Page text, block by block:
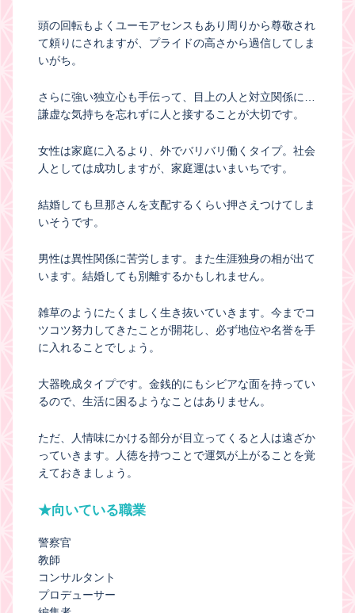
頭の回転もよくユーモアセンスもあり周りから尊敬され
て頼りにされますが、プライドの高さから過信してしま
いがち。
さらに強い独立心も手伝って、目上の人と対立関係に…
謙虚な気持ちを忘れずに人と接することが大切です。
女性は家庭に入るより、外でバリバリ働くタイプ。社会
人としては成功しますが、家庭運はいまいちです。
結婚しても旦那さんを支配するくらい押さえつけてしま
いそうです。
男性は異性関係に苦労します。また生涯独身の相が出て
います。結婚しても別離するかもしれません。
雑草のようにたくましく生き抜いていきます。今までコ
ツコツ努力してきたことが開花し、必ず地位や名誉を手
に入れることでしょう。
大器晩成タイプです。金銭的にもシビアな面を持ってい
るので、生活に困るようなことはありません。
ただ、人情味にかける部分が目立ってくると人は遠ざか
っていきます。人徳を持つことで運気が上がることを覚
えておきましょう。
★向いている職業
警察官
教師
コンサルタント
プロデューサー